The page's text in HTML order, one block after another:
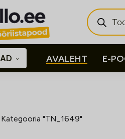
Products
search
AVALEHT E-
Kategooria "TN_1649"